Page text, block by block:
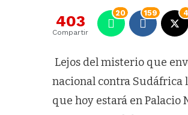
403
Compartir
20 159 4
Lejos del misterio que
nacional contra Sudáfrica
que hoy estará en Palacio